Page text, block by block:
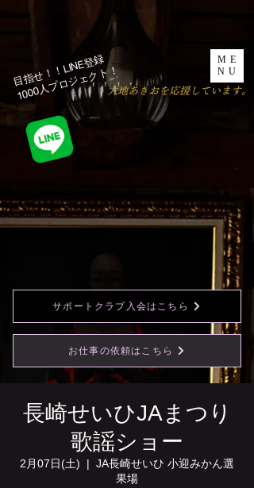
ME
NU
​大地あきおを応援しています。
目指せ！！LINE登録
1000人プロジェクト！​
お仕事の依頼はこちら
サポートクラブ入会はこちら
長崎せいひJAまつり
歌謡ショー
2月07日(土)
  |
JA長崎せいひ 小迎みかん選
果場